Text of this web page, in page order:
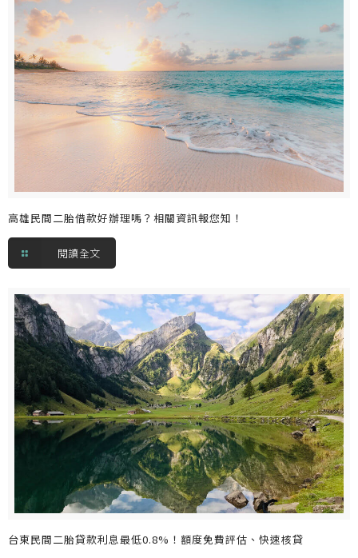
高雄民間二胎借款好辦理嗎？相關資訊報您知！
閱讀全文
台東民間二胎貸款利息最低0.8%！額度免費評估、快速核貸